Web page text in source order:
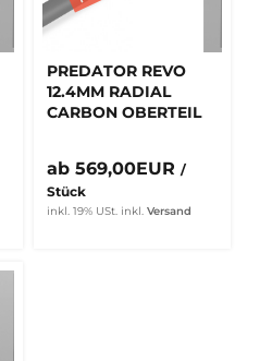
PREDATOR REVO
12.4MM RADIAL
CARBON OBERTEIL
ab 569,00EUR /
Stück
inkl. 19% USt. inkl. Versand